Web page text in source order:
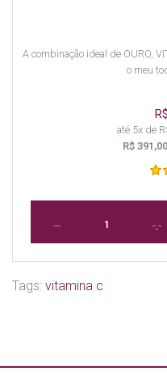
A combinação ideal de OURO,
o meu
até 5x de
R$ 391,00
Tags: vitamina c